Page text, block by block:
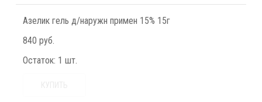
Азелик гель д/наружн примен 15% 15г
840 руб.
Остаток: 1 шт.